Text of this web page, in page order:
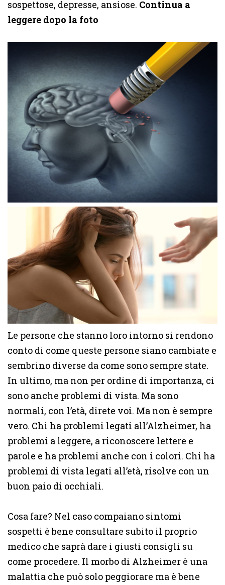
sospettose, depresse, ansiose. Continua a
leggere dopo la foto
Le persone che stanno loro intorno si rendono
conto di come queste persone siano cambiate e
sembrino diverse da come sono sempre state.
In ultimo, ma non per ordine di importanza, ci
sono anche problemi di vista. Ma sono
normali, con l’età, direte voi. Ma non è sempre
vero. Chi ha problemi legati all’Alzheimer, ha
problemi a leggere, a riconoscere lettere e
parole e ha problemi anche con i colori. Chi ha
problemi di vista legati all’età, risolve con un
buon paio di occhiali.
Cosa fare? Nel caso compaiano sintomi
sospetti è bene consultare subito il proprio
medico che saprà dare i giusti consigli su
come procedere. Il morbo di Alzheimer è una
malattia che può solo peggiorare ma è bene